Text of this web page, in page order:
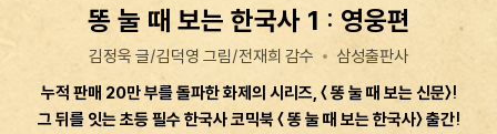
똥 눌 때 보는 한국사 1 : 영웅편
김정욱 글/김덕영 그림/전재희 감수
삼성출판사
누적 판매 20만 부를 돌파한 화제의 시리즈, 〈 똥 눌 때 보는 신문〉!
그 뒤를 잇는 초등 필수 한국사 코믹북 〈 똥 눌 때 보는 한국사〉 출간!